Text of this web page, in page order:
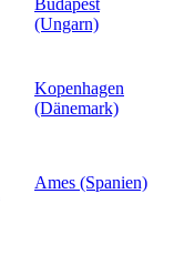
(Ungarn)
Kopenhagen
(Dänemark)
Ames (Spanien)